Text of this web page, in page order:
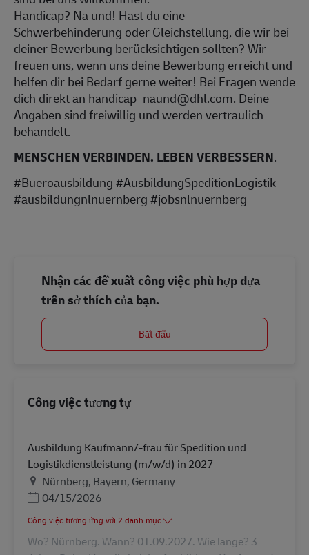
Handicap? Na und! Hast du eine
Schwerbehinderung oder Gleichstellung, die wir bei
deiner Bewerbung berücksichtigen sollten? Wir
freuen uns, wenn uns deine Bewerbung erreicht und
helfen dir bei Bedarf gerne weiter! Bei Fragen wende
dich direkt an handicap_naund@dhl.com. Deine
Angaben sind freiwillig und werden vertraulich
behandelt.
MENSCHEN VERBINDEN. LEBEN VERBESSERN.
#Bueroausbildung #AusbildungSpeditionLogistik
#ausbildungnlnuernberg #jobsnlnuernberg
Nhận các đề xuất công việc phù hợp dựa
trên sở thích của bạn.
Bắt đầu
Công việc tương tự
Ausbildung Kaufmann/-frau für Spedition und
Logistikdienstleistung (m/w/d) in 2027
Địa điểm
Nürnberg, Bayern, Germany
Posted Date
04/15/2026
Công việc tương ứng với 2 danh mục
Wo? Nürnberg. Wann? 01.09.2027. Wie lange? 3